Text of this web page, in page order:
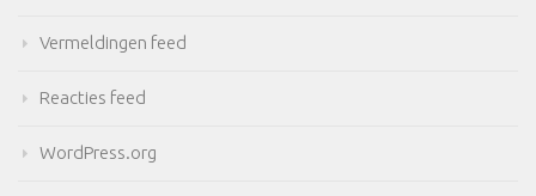
Vermeldingen feed
Reacties feed
WordPress.org